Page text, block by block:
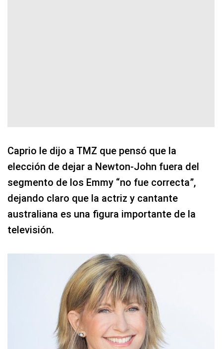
Caprio le dijo a TMZ que pensó que la
elección de dejar a Newton-John fuera del
segmento de los Emmy “no fue correcta”,
dejando claro que la actriz y cantante
australiana es una figura importante de la
televisión.